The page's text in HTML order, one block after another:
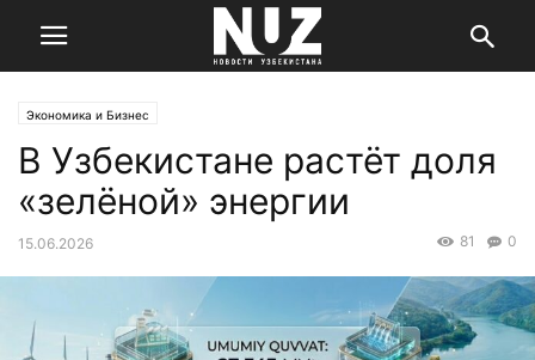
Экономика и Бизнес
В Узбекистане растёт доля
«зелёной» энергии
15.06.2026 0
81